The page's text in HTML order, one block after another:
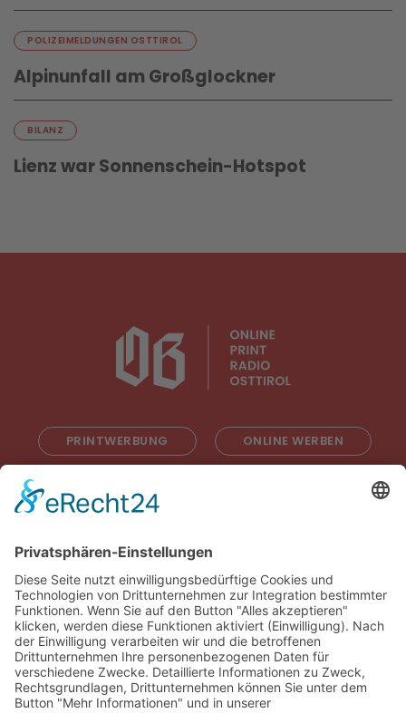
POLIZEIMELDUNGEN OSTTIROL
Alpinunfall am Großglockner
BILANZ
Lienz war Sonnenschein-Hotspot
PRINTWERBUNG ONLINE WERBEN